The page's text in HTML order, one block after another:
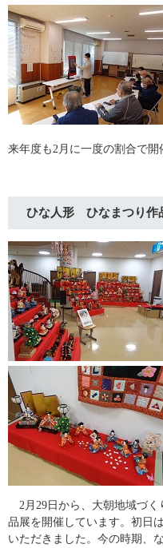
来年度も2月に一度の割合で開
ひな人形 ひなまつり
2月29日から、大朝地域づく
品展を開催しています。初日
いただきました。今の時期、